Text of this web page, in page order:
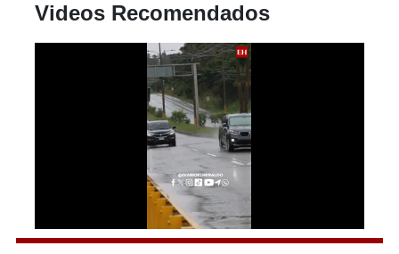
Videos Recomendados
0